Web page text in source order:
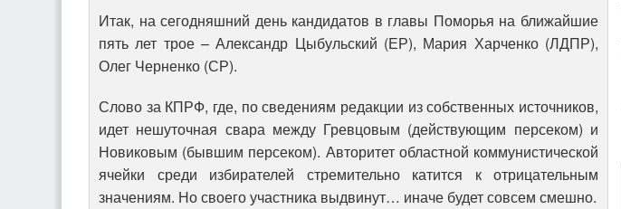
Итак, на сегодняшний день кандидатов в главы Поморья на ближайшие
пять лет трое – Александр Цыбульский (ЕР), Мария Харченко (ЛДПР),
Олег Черненко (СР).
Слово за КПРФ, где, по сведениям редакции из собственных источников,
идет нешуточная свара между Гревцовым (действующим персеком) и
Новиковым (бывшим персеком). Авторитет областной коммунистической
ячейки среди избирателей стремительно катится к отрицательным
значениям. Но своего участника выдвинут… иначе будет совсем смешно.